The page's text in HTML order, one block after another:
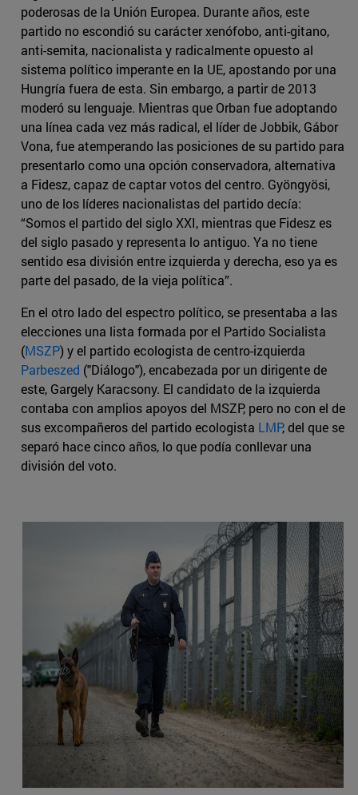
poderosas de la Unión Europea. Durante años, este
partido no escondió su carácter xenófobo, anti-gitano,
anti-semita, nacionalista y radicalmente opuesto al
sistema político imperante en la UE, apostando por una
Hungría fuera de esta. Sin embargo, a partir de 2013
moderó su lenguaje. Mientras que Orban fue adoptando
una línea cada vez más radical, el líder de Jobbik, Gábor
Vona, fue atemperando las posiciones de su partido para
presentarlo como una opción conservadora, alternativa
a Fidesz, capaz de captar votos del centro. Gyöngyösi,
uno de los líderes nacionalistas del partido decía:
“Somos el partido del siglo XXI, mientras que Fidesz es
del siglo pasado y representa lo antiguo. Ya no tiene
sentido esa división entre izquierda y derecha, eso ya es
parte del pasado, de la vieja política”.
En el otro lado del espectro político, se presentaba a las
elecciones una lista formada por el Partido Socialista
(MSZP) y el partido ecologista de centro-izquierda
Parbeszed ("Diálogo"), encabezada por un dirigente de
este, Gargely Karacsony. El candidato de la izquierda
contaba con amplios apoyos del MSZP, pero no con el de
sus excompañeros del partido ecologista LMP, del que se
separó hace cinco años, lo que podía conllevar una
división del voto.